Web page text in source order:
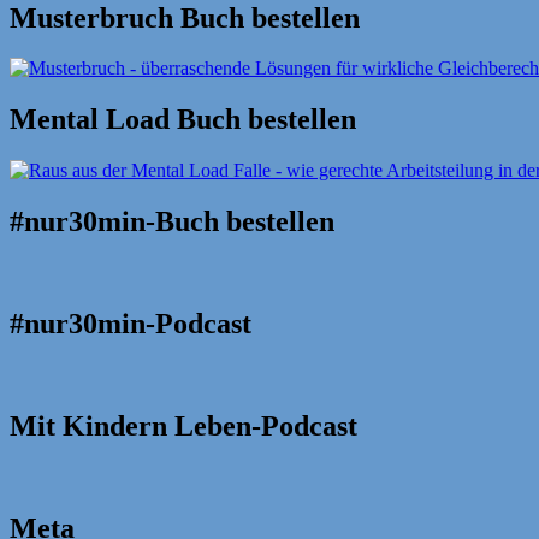
Musterbruch Buch bestellen
Mental Load Buch bestellen
#nur30min-Buch bestellen
#nur30min-Podcast
Mit Kindern Leben-Podcast
Meta